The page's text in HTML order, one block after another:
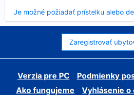
Je možné požiadať prístelku alebo
sa
Zaregistrovať
Verzia pre PC
Podmienky
Ako fungujeme
Vyhlásenie o